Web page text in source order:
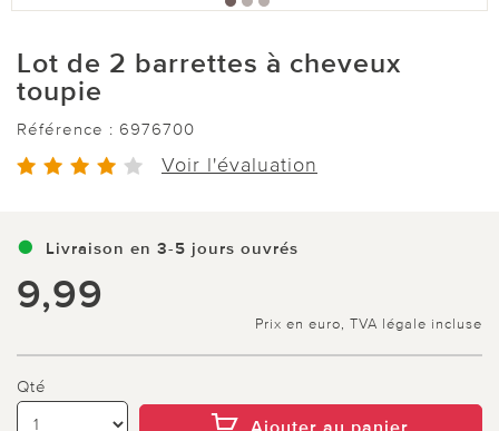
Lot de 2 barrettes à cheveux
toupie
Référence : 6976700
Voir l'évaluation
Livraison en 3-5 jours ouvrés
9,99
Prix en euro, TVA légale incluse
Qté